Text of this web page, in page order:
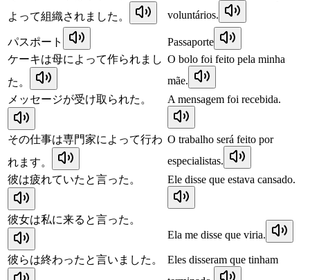
よって組織されました。
voluntários.
パスポート
Passaporte
ケーキは母によって作られまし
た。
O bolo foi feito pela minha
mãe.
メッセージが受け取られた。
A mensagem foi recebida.
その仕事は専門家によって行わ
れます。
O trabalho será feito por
especialistas.
彼は疲れていたと言った。
Ele disse que estava cansado.
彼女は私に来ると言った。
Ela me disse que viria.
彼らは終わったと言いました。
Eles disseram que tinham